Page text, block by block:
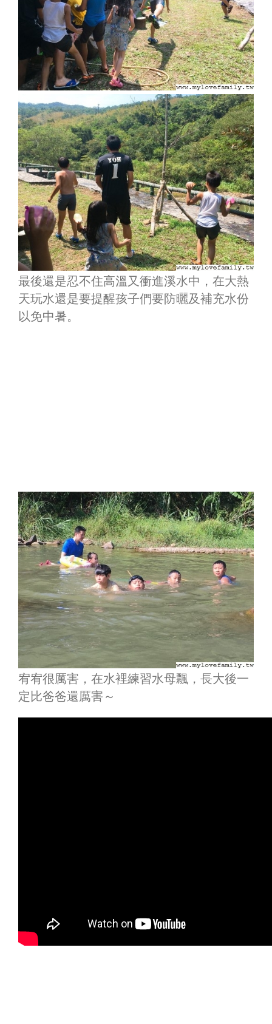
最後還是忍不住高溫又衝進溪水中，在大熱
天玩水還是要提醒孩子們要防曬及補充水份
以免中暑。
宥宥很厲害，在水裡練習水母飄，長大後一
定比爸爸還厲害～